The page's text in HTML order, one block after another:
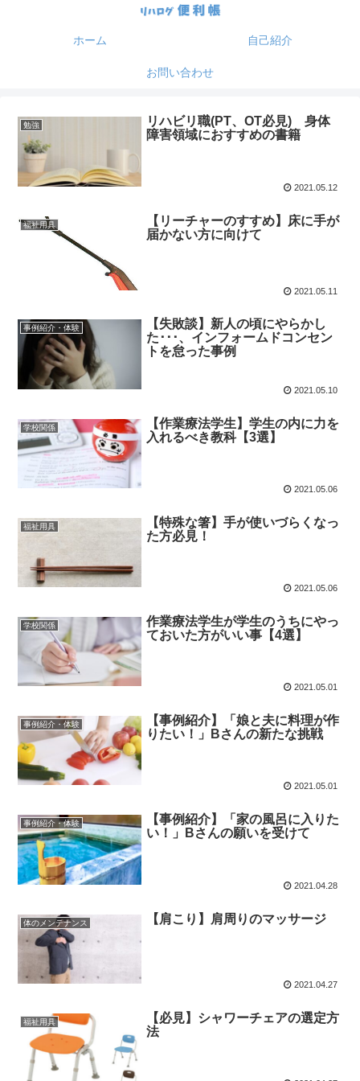
ホーム 自己紹介
お問い合わせ
勉強
リハビリ職(PT、OT必見) 身体
障害領域におすすめの書籍
2021.05.12
福祉用具
【リーチャーのすすめ】床に手が
届かない方に向けて
2021.05.11
事例紹介・体験
【失敗談】新人の頃にやらかし
た･･･、インフォームドコンセン
トを怠った事例
2021.05.10
学校関係
【作業療法学生】学生の内に力を
入れるべき教科【3選】
2021.05.06
福祉用具
【特殊な箸】手が使いづらくなっ
た方必見！
2021.05.06
学校関係
作業療法学生が学生のうちにやっ
ておいた方がいい事【4選】
2021.05.01
事例紹介・体験
【事例紹介】「娘と夫に料理が作
りたい！」Bさんの新たな挑戦
2021.05.01
事例紹介・体験
【事例紹介】「家の風呂に入りた
い！」Bさんの願いを受けて
2021.04.28
体のメンテナンス 【肩こり】肩周りのマッサージ
2021.04.27
福祉用具
【必見】シャワーチェアの選定方
法